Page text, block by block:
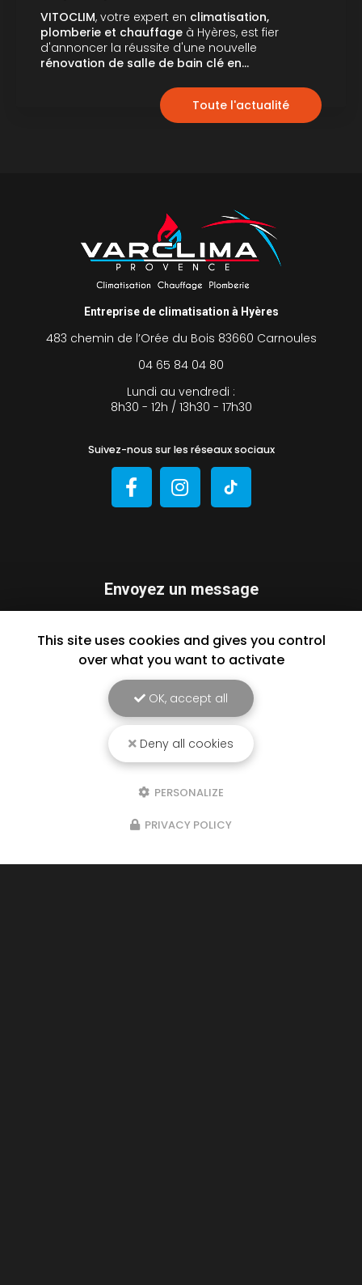
VITOCLIM, votre expert en climatisation,
plomberie et chauffage à Hyères, est fier
d'annoncer la réussite d'une nouvelle
rénovation de salle de bain clé en…
Toute l'actualité
Entreprise de climatisation à Hyères
483 chemin de l’Orée du Bois 83660 Carnoules
04 65 84 04 80
Lundi au vendredi :
8h30 - 12h / 13h30 - 17h30
Suivez-nous sur les réseaux sociaux
Envoyez un message
This site uses cookies and gives you control
over what you want to activate
OK, accept all
Deny all cookies
PERSONALIZE
PRIVACY POLICY